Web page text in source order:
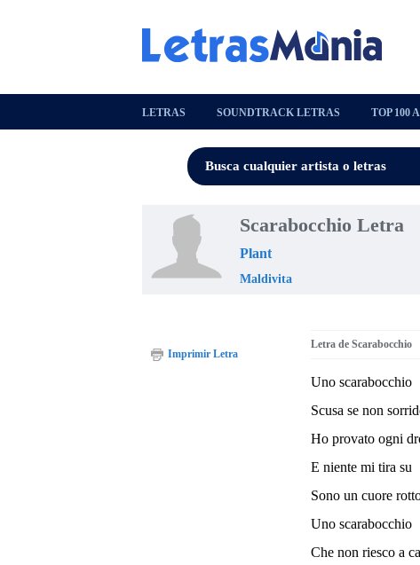
LETRAS SOUNDTRACK LETRAS TOP 100
Scarabocchio Letra
Plant
Maldivita
Letra de Scarabocchio
Uno scarabocchio
Scusa se non
Ho provato ogni
E niente mi tira su
Sono un cuore
Uno scarabocchio
Che non riesco a
Imprimir Letra